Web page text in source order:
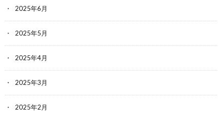
2025年6月
2025年5月
2025年4月
2025年3月
2025年2月